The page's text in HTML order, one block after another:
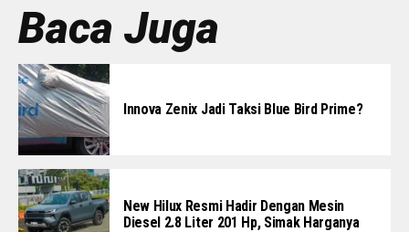
Baca Juga
Innova Zenix Jadi Taksi Blue Bird Prime?
New Hilux Resmi Hadir Dengan Mesin
Diesel 2.8 Liter 201 Hp, Simak Harganya